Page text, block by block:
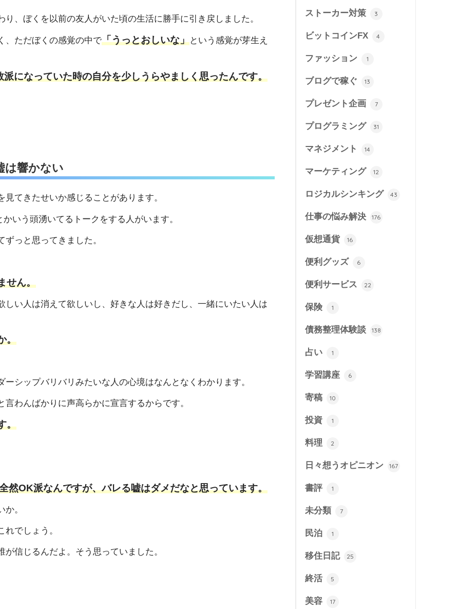
、ぼくを以前の友人がいた頃の生活に勝手に引き戻しました。
、ただぼくの感覚の中で「うっとおしいな」という感覚が芽生え
派になっていた時の自分を少しうらやましく思ったんです。
は響かない
てきたせいか感じることがあります。
かいう頭湧いてるトークをする人がいます。
ずっと思ってきました。
せん。
い人は消えて欲しいし、好きな人は好きだし、一緒にいたい人は
。
ーシップバリバリみたいな人の心境はなんとなくわかります。
言わんばかりに声高らかに宣言するからです。
。
然OK派なんですが、バレる嘘はダメだなと思っています。
。
でしょう。
が信じるんだよ。そう思っていました。
ストーカー対策 3
ビットコインFX 4
ファッション 1
ブログで稼ぐ 13
プレゼント企画 7
プログラミング 31
マネジメント 14
マーケティング 12
ロジカルシンキング 43
仕事の悩み解決 176
仮想通貨 16
便利グッズ 6
便利サービス 22
保険 1
債務整理体験談 138
占い 1
学習講座 6
寄稿 10
投資 1
料理 2
日々想うオピニオン 167
書評 1
未分類 7
民泊 1
移住日記 25
終活 5
美容 17